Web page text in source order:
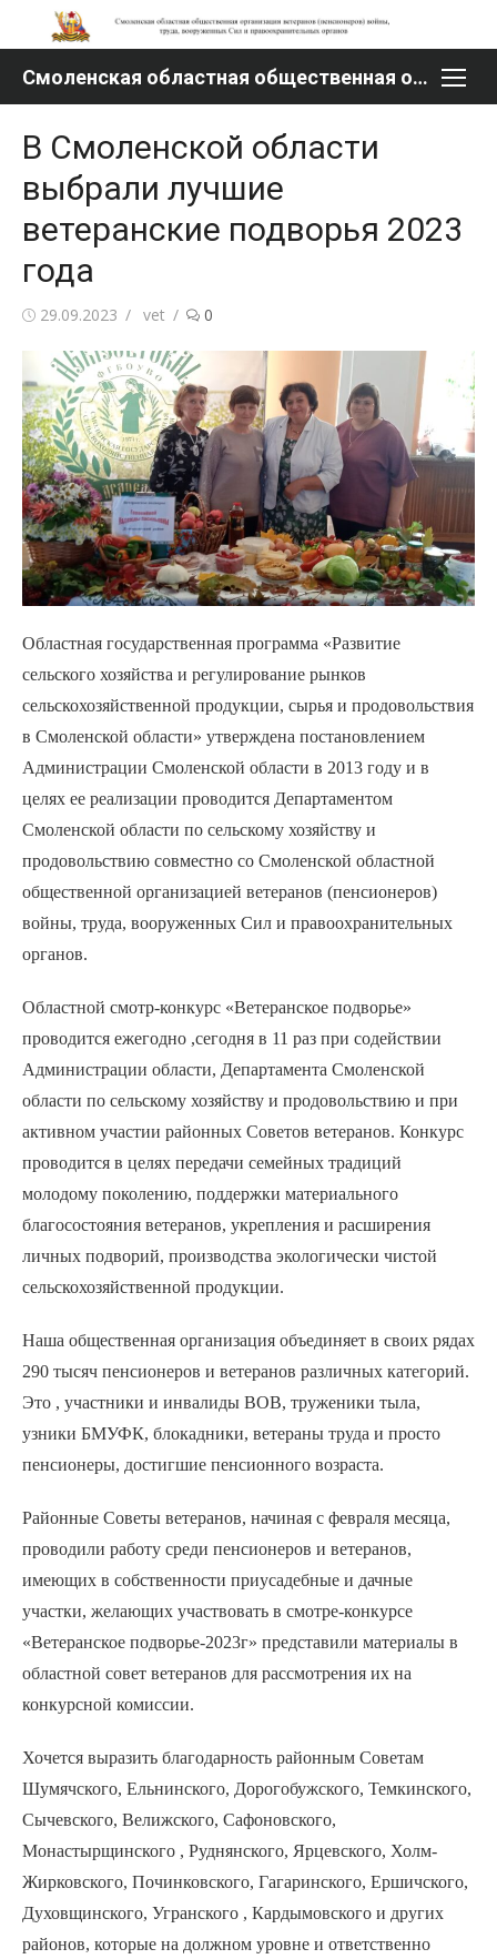
Перейти
содержимому
Смоленская областная общественная организация ветеранов (пенсионеров) войны, труда, вооруженных Сил и правоохранительных органов
В Смоленской области
выбрали лучшие
ветеранские подворья 2023
года
Опубликовано
29.09.2023 Автор
vet 0
Областная государственная программа «Развитие
сельского хозяйства и регулирование рынков
сельскохозяйственной продукции, сырья и продовольствия
в Смоленской области» утверждена постановлением
Администрации Смоленской области в 2013 году и в
целях ее реализации проводится Департаментом
Смоленской области по сельскому хозяйству и
продовольствию совместно со Смоленской областной
общественной организацией ветеранов (пенсионеров)
войны, труда, вооруженных Сил и правоохранительных
органов.
Областной смотр-конкурс «Ветеранское подворье»
проводится ежегодно ,сегодня в 11 раз при содействии
Администрации области, Департамента Смоленской
области по сельскому хозяйству и продовольствию и при
активном участии районных Советов ветеранов. Конкурс
проводится в целях передачи семейных традиций
молодому поколению, поддержки материального
благосостояния ветеранов, укрепления и расширения
личных подворий, производства экологически чистой
сельскохозяйственной продукции.
Наша общественная организация объединяет в своих рядах
290 тысяч пенсионеров и ветеранов различных категорий.
Это , участники и инвалиды ВОВ, труженики тыла,
узники БМУФК, блокадники, ветераны труда и просто
пенсионеры, достигшие пенсионного возраста.
Районные Советы ветеранов, начиная с февраля месяца,
проводили работу среди пенсионеров и ветеранов,
имеющих в собственности приусадебные и дачные
участки, желающих участвовать в смотре-конкурсе
«Ветеранское подворье-2023г» представили материалы в
областной совет ветеранов для рассмотрения их на
конкурсной комиссии.
Хочется выразить благодарность районным Советам
Шумячского, Ельнинского, Дорогобужского, Темкинского,
Сычевского, Велижского, Сафоновского,
Монастырщинского , Руднянского, Ярцевского, Холм-
Жирковского, Починковского, Гагаринского, Ершичского,
Духовщинского, Угранского , Кардымовского и других
районов, которые на должном уровне и ответственно